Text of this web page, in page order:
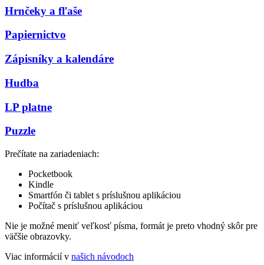
Hrnčeky a fľaše
Papiernictvo
Zápisníky a kalendáre
Hudba
LP platne
Puzzle
Prečítate na zariadeniach:
Pocketbook
Kindle
Smartfón či tablet s príslušnou aplikáciou
Počítač s príslušnou aplikáciou
Nie je možné meniť veľkosť písma, formát je preto vhodný skôr pre
väčšie obrazovky.
Viac informácií v našich návodoch